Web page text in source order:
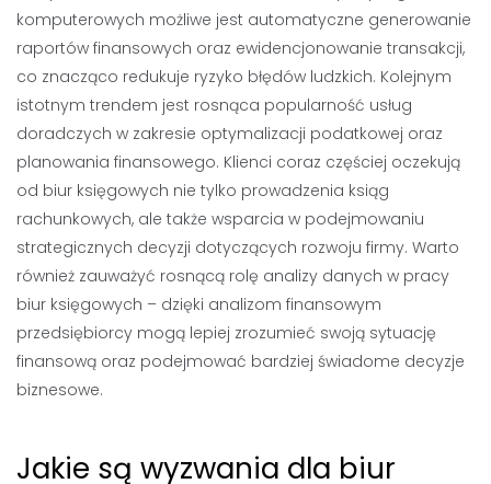
komputerowych możliwe jest automatyczne generowanie
raportów finansowych oraz ewidencjonowanie transakcji,
co znacząco redukuje ryzyko błędów ludzkich. Kolejnym
istotnym trendem jest rosnąca popularność usług
doradczych w zakresie optymalizacji podatkowej oraz
planowania finansowego. Klienci coraz częściej oczekują
od biur księgowych nie tylko prowadzenia ksiąg
rachunkowych, ale także wsparcia w podejmowaniu
strategicznych decyzji dotyczących rozwoju firmy. Warto
również zauważyć rosnącą rolę analizy danych w pracy
biur księgowych – dzięki analizom finansowym
przedsiębiorcy mogą lepiej zrozumieć swoją sytuację
finansową oraz podejmować bardziej świadome decyzje
biznesowe.
Jakie są wyzwania dla biur